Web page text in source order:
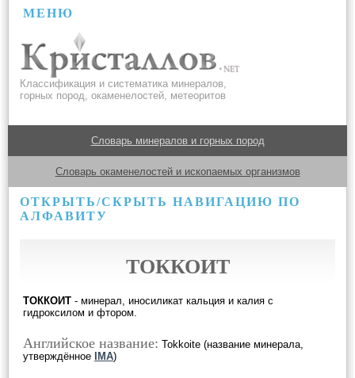
МЕНЮ
Классификация и систематика минералов,
горных пород, окаменелостей, метеоритов
Словарь минералов и горных пород
Словарь окаменелостей и ископаемых организмов
ОТКРЫТЬ/СКРЫТЬ НАВИГАЦИЮ ПО
АЛФАВИТУ
ТОККОИТ
ТОККОИТ - минерал, иносиликат кальция и калия с
гидроксилом и фтором.
Английское название: Tokkoite (название минерала,
утверждённое
IMA)